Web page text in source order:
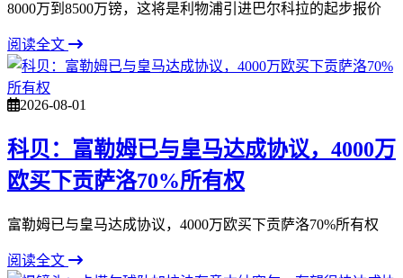
8000万到8500万镑，这将是利物浦引进巴尔科拉的起步报价
阅读全文
2026-08-01
科贝：富勒姆已与皇马达成协议，4000万
欧买下贡萨洛70%所有权
富勒姆已与皇马达成协议，4000万欧买下贡萨洛70%所有权
阅读全文